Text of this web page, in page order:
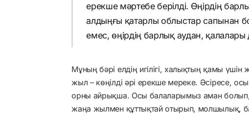
ерекше мәртебе берілді. Өңірдің
алдыңғы қатарлы облыстар сапынан
емес, өңірдің барлық аудан, қалалары
Мұның бәрі елдің игілігі, халықтың қамы
жыл – көңілді әрі ерекше мереке. Әсіресе,
орны айрықша. Осы балаларымыз аман
жаңа жылмен құттықтай отырып, молшылық,